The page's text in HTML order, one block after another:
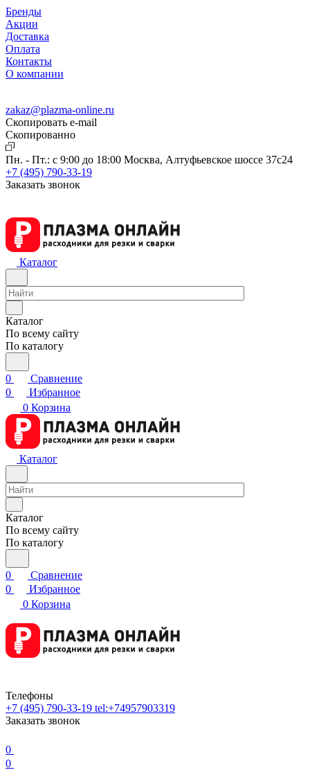
Бренды
Акции
Доставка
Оплата
Контакты
О компании
zakaz@plazma-online.ru
Скопировать e-mail
Cкопированно
Пн. - Пт.: с 9:00 до 18:00 Москва, Алтуфьевское шоссе 37с24
+7 (495) 790-33-19
Заказать звонок
Каталог
Каталог
По всему сайту
По каталогу
0
Сравнение
0
Избранное
0 Корзина
Каталог
Каталог
По всему сайту
По каталогу
0
Сравнение
0
Избранное
0 Корзина
Телефоны
+7 (495) 790-33-19 tel:+74957903319
Заказать звонок
0
0